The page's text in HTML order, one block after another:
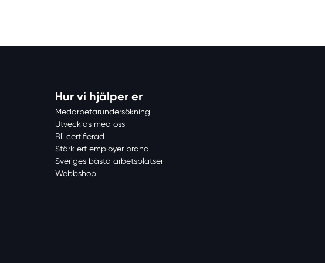
Hur vi hjälper er
Medarbetarundersökning
Utvecklas med oss
Bli certifierad
Stärk ert employer brand
Sveriges bästa arbetsplatser
Webbshop